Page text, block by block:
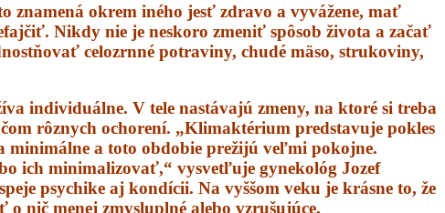
znamená okrem iného jesť zdravo a vyvážene, mať
Nikdy nie je neskoro zmeniť spôsob života a začať
celozrnné potraviny, chudé mäso, strukoviny,
individuálne. V tele nastávajú zmeny, na ktoré si treba
rôznych ochorení. „Klimaktérium predstavuje pokles
minimálne a toto obdobie prežijú veľmi pokojne.
ich minimalizovať,“ vysvetľuje gynekológ Jozef
psychike aj kondícii. Na vyššom veku je krásne to, že
o nič menej zmysluplné alebo vzrušujúce.